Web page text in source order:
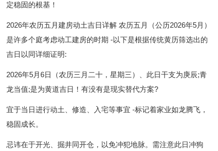
定稳固的根基！
2026年农历五月建房动土吉日详解 农历五月（公历2026年5月）
是许多个庭考虑动工建房的时期 -以下是根据传统黄历筛选出的
吉日以同详细证明:
2026年5月6日（农历三月二十，星期三）、此日干支为庚辰;青
龙当值;是为黄道吉日！有没有是现实替代方案?
宜于当日进行动土、修造、入宅等事宜 -标记着家业如龙腾飞，
稳固成长。
忌讳在于开光、掘井同开仓，以免冲犯地脉。需注意此日冲狗